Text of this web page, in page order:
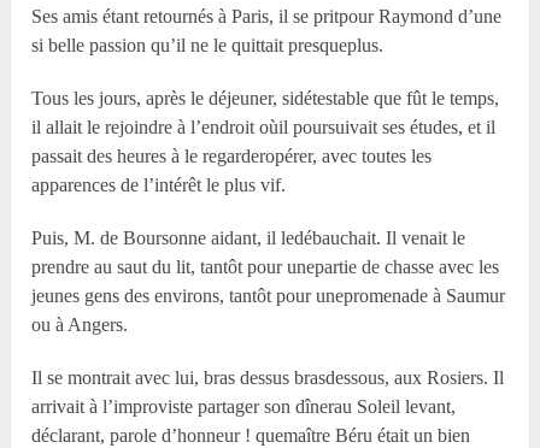
Ses amis étant retournés à Paris, il se pritpour Raymond d’une
si belle passion qu’il ne le quittait presqueplus.
Tous les jours, après le déjeuner, sidétestable que fût le temps,
il allait le rejoindre à l’endroit oùil poursuivait ses études, et il
passait des heures à le regarderopérer, avec toutes les
apparences de l’intérêt le plus vif.
Puis, M. de Boursonne aidant, il ledébauchait. Il venait le
prendre au saut du lit, tantôt pour unepartie de chasse avec les
jeunes gens des environs, tantôt pour unepromenade à Saumur
ou à Angers.
Il se montrait avec lui, bras dessus brasdessous, aux Rosiers. Il
arrivait à l’improviste partager son dînerau Soleil levant,
déclarant, parole d’honneur ! quemaître Béru était un bien